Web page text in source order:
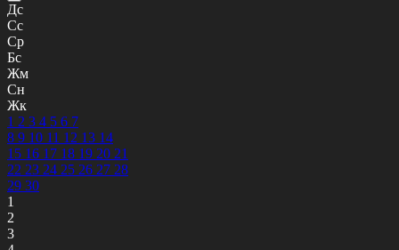
Дс
Сс
Ср
Бс
Жм
Сн
Жк
1 2 3 4 5 6 7
8 9 10 11 12 13 14
15 16 17 18 19 20 21
22 23 24 25 26 27 28
29 30
1
2
3